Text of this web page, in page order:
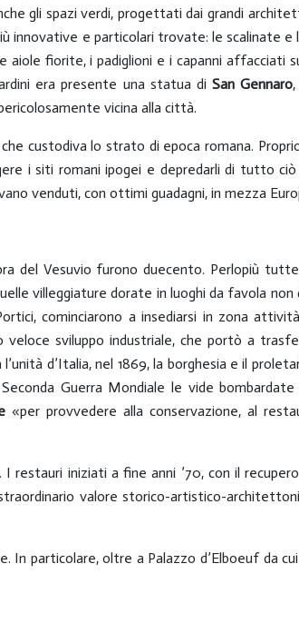
gli spazi verdi, progettati dai grandi
innovative e particolari trovate: le scalinate
fiorite, i padiglioni e i capanni affacciati
era presente una statua di San Gennaro,
vicina alla città.
custodiva lo strato di epoca romana.
i siti romani ipogei e depredarli di tutto
venduti, con ottimi guadagni, in mezza
del Vesuvio furono duecento. Perlopiù
villeggiature dorate in luoghi da favola
cominciarono a insediarsi in zona
sviluppo industriale, che portò a
d’Italia, nel 1869, la borghesia e il
Guerra Mondiale le vide
«per provvedere alla conservazione, al
iniziati a fine anni ’70, con il
valore storico-artistico-
In particolare, oltre a Palazzo d’Elboeuf da